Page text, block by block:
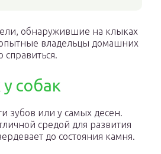
обнаружившие на клыках
владельцы домашних
собак
зубов или у самых десен.
средой для развития
до состояния камня.